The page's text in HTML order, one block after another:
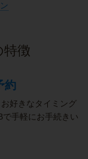
特徴
約
好きなタイミング
手軽にお手続きい